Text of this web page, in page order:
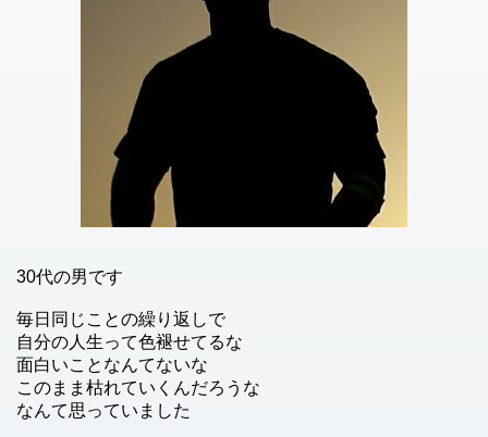
30代の男です
毎日同じことの繰り返しで
自分の人生って色褪せてるな
面白いことなんてないな
このまま枯れていくんだろうな
なんて思っていました